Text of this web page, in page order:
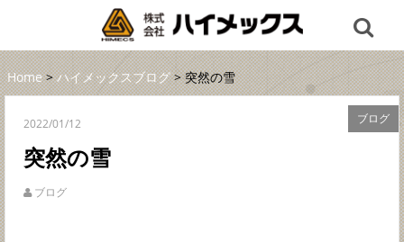
Home>ハイメックスブログ> 突然の雪
ブログ
2022/01/12
突然の雪
ブログ